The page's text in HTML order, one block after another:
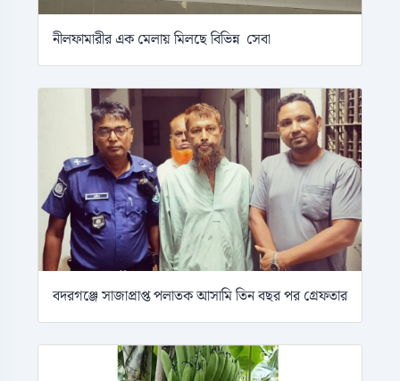
নীলফামারীর এক মেলায় মিলছে বিভিন্ন সেবা
বদরগঞ্জে সাজাপ্রাপ্ত পলাতক আসামি তিন বছর পর গ্রেফতার